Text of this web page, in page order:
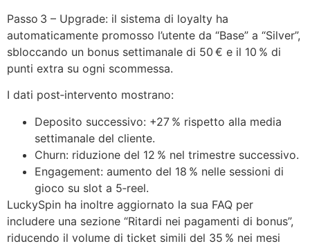
Passo 3 – Upgrade: il sistema di loyalty ha
automaticamente promosso l’utente da “Base” a “Silver”,
sbloccando un bonus settimanale di 50 € e il 10 % di
punti extra su ogni scommessa.
I dati post‑intervento mostrano:
Deposito successivo: +27 % rispetto alla media
settimanale del cliente.
Churn: riduzione del 12 % nel trimestre successivo.
Engagement: aumento del 18 % nelle sessioni di
gioco su slot a 5‑reel.
LuckySpin ha inoltre aggiornato la sua FAQ per
includere una sezione “Ritardi nei pagamenti di bonus”,
riducendo il volume di ticket simili del 35 % nei mesi